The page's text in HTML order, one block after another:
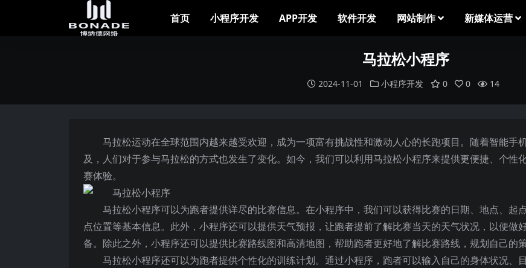
首页 小程序开发 APP开发 软件开发 网站制作 新媒体运营
马拉松小程序
2024-11-01 小程序开发 0 0 14
马拉松运动在全球范围内越来越受欢迎，成为一项富有挑战性和激动人心的长跑项目。随着智能手
及，人们对于参与马拉松的方式也发生了变化。如今，我们可以利用马拉松小程序来提供更便捷、个性
赛体验。
马拉松小程序可以为跑者提供详尽的比赛信息。在小程序中，我们可以获得比赛的日期、地点、起
点位置等基本信息。此外，小程序还可以提供天气预报，让跑者提前了解比赛当天的天气状况，以便做
备。除此之外，小程序还可以提供比赛路线图和高清地图，帮助跑者更好地了解比赛路线，规划自己的策
马拉松小程序还可以为跑者提供个性化的训练计划。通过小程序，跑者可以输入自己的身体状况、